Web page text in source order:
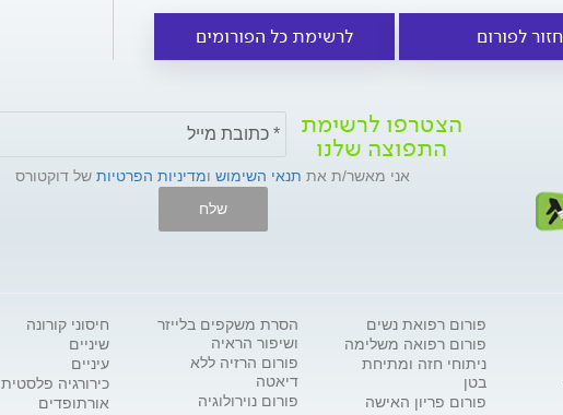
חזור לפורום לרשימת כל הפורומים
הצטרפו לרשימת
התפוצה שלנו
אני מאשר/ת את תנאי השימוש ומדיניות הפרטיות של דוקטורס
שלח
פורום רפואת נשים
פורום רפואה משלימה
ניתוחי חזה ומתיחת
בטן
פורום פריון האישה
הסרת משקפים בלייזר
ושיפור הראיה
פורום הרזיה ללא
דיאטה
פורום נוירולוגיה
חיסוני קורונה
שיניים
עיניים
כירורגיה פלסטית
אורתופדים